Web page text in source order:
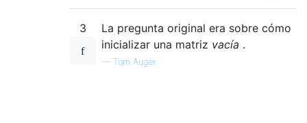
3
La pregunta original era sobre cómo
inicializar una matriz vacía .
— Tom Auger